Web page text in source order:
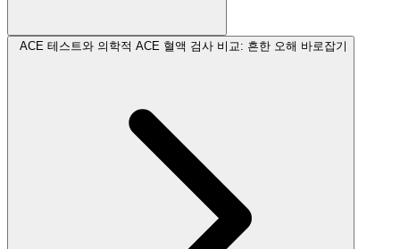
ACE 테스트와 의학적 ACE 혈액 검사 비교: 흔한 오해 바로잡기